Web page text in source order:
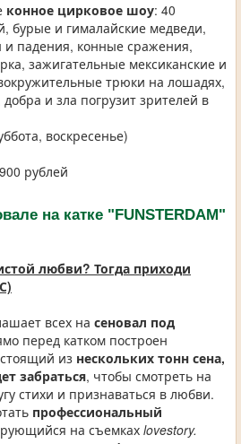
конное цирковое шоу: 40
бурые и гималайские медведи,
и падения, конные сражения,
зажигательные мексиканские и
трюки на лошадях,
и зла погрузит зрителей в
воскресенье)
рублей
на катке "FUNSTERDAM"
любви? Тогда приходи
всех на сеновал под
перед катком построен
из нескольких тонн сена,
забраться, чтобы смотреть на
стихи и признаваться в любви.
профессиональный
на съемках lovestory.